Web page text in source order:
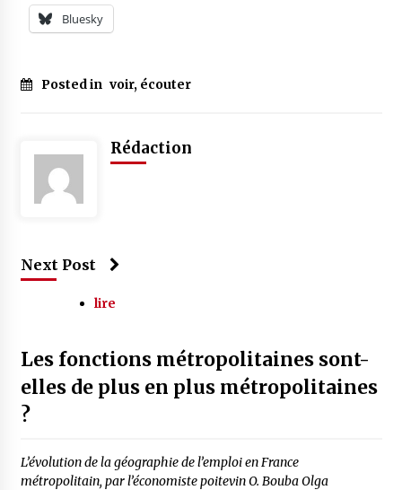
Bluesky
Posted in voir, écouter
Rédaction
Next Post
lire
Les fonctions métropolitaines sont-
elles de plus en plus métropolitaines
?
L’évolution de la géographie de l’emploi en France
métropolitain, par l’économiste poitevin O. Bouba Olga